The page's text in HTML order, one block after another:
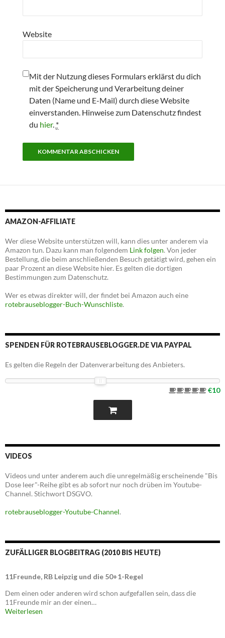
Website
Mit der Nutzung dieses Formulars erklärst du dich
mit der Speicherung und Verarbeitung deiner
Daten (Name und E-Mail) durch diese Website
einverstanden. Hinweise zum Datenschutz findest
du hier. *
AMAZON-AFFILIATE
Wer diese Website unterstützen will, kann dies unter anderem via
Amazon tun. Dazu kann man folgendem Link folgen. Von jeder
Bestellung, die beim anschließenden Besuch getätigt wird, gehen ein
paar Prozent an diese Website hier. Es gelten die dortigen
Bestimmungen zum Datenschutz.
Wer es etwas direkter will, der findet bei Amazon auch eine
rotebrauseblogger-Buch-Wunschliste.
SPENDEN FÜR ROTEBRAUSEBLOGGER.DE VIA PAYPAL
Es gelten die Regeln der Datenverarbeitung des Anbieters.
€10
VIDEOS
Videos und unter anderem auch die unregelmäßig erscheinende "Bis
Dose leer"-Reihe gibt es ab sofort nur noch drüben im Youtube-
Channel. Stichwort DSGVO.
rotebrauseblogger-Youtube-Channel.
ZUFÄLLIGER BLOGBEITRAG (2010 BIS HEUTE)
11Freunde, RB Leipzig und die 50+1-Regel
Dem einen oder anderen wird schon aufgefallen sein, dass die
11Freunde mir an der einen…
Weiterlesen